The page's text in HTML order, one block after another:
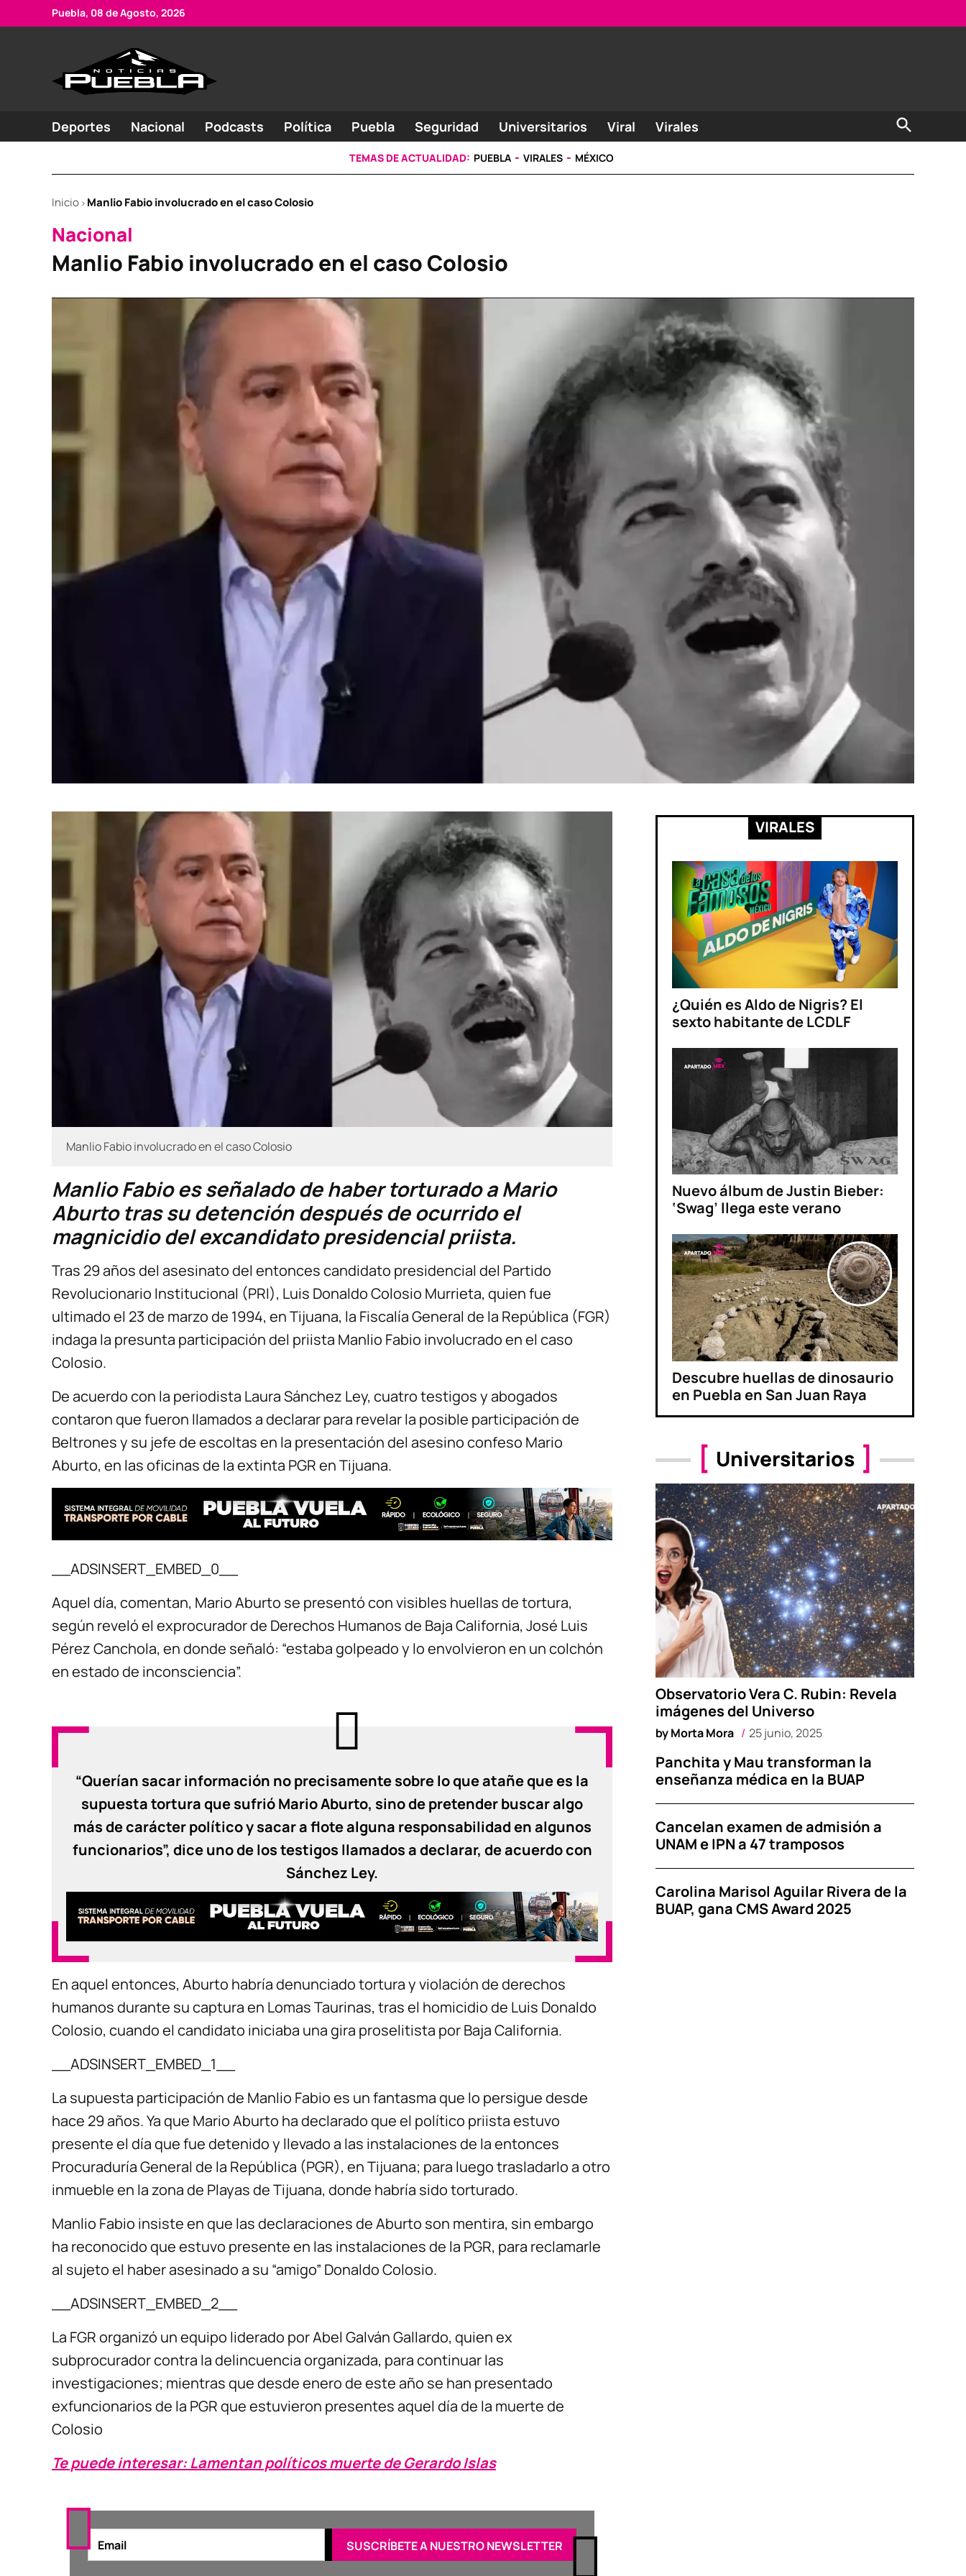
Puebla, 08 de Agosto, 2026
noticias
Deportes Nacional Podcasts Política Puebla Seguridad Universitarios Viral Virales
Open
Search
TEMAS DE ACTUALIDAD: PUEBLA VIRALES MÉXICO
Inicio > Manlio Fabio involucrado en el caso Colosio
POSTED
IN
Nacional
Manlio Fabio involucrado en el caso Colosio
Manlio Fabio involucrado en el caso Colosio
Manlio Fabio es señalado de haber torturado a Mario
Aburto tras su detención después de ocurrido el
magnicidio del excandidato presidencial priista.
Tras 29 años del asesinato del entonces candidato presidencial del Partido
Revolucionario Institucional (PRI), Luis Donaldo Colosio Murrieta, quien fue
ultimado el 23 de marzo de 1994, en Tijuana, la Fiscalía General de la República (FGR)
indaga la presunta participación del priista Manlio Fabio involucrado en el caso
Colosio.
De acuerdo con la periodista Laura Sánchez Ley, cuatro testigos y abogados
contaron que fueron llamados a declarar para revelar la posible participación de
Beltrones y su jefe de escoltas en la presentación del asesino confeso Mario
Aburto, en las oficinas de la extinta PGR en Tijuana.
__ADSINSERT_EMBED_0__
Aquel día, comentan, Mario Aburto se presentó con visibles huellas de tortura,
según reveló el exprocurador de Derechos Humanos de Baja California, José Luis
Pérez Canchola, en donde señaló: “estaba golpeado y lo envolvieron en un colchón
en estado de inconsciencia”.
“Querían sacar información no precisamente sobre lo que atañe que es la
supuesta tortura que sufrió Mario Aburto, sino de pretender buscar algo
más de carácter político y sacar a flote alguna responsabilidad en algunos
funcionarios”, dice uno de los testigos llamados a declarar, de acuerdo con
Sánchez Ley.
En aquel entonces, Aburto habría denunciado tortura y violación de derechos
humanos durante su captura en Lomas Taurinas, tras el homicidio de Luis Donaldo
Colosio, cuando el candidato iniciaba una gira proselitista por Baja California.
__ADSINSERT_EMBED_1__
La supuesta participación de Manlio Fabio es un fantasma que lo persigue desde
hace 29 años. Ya que Mario Aburto ha declarado que el político priista estuvo
presente el día que fue detenido y llevado a las instalaciones de la entonces
Procuraduría General de la República (PGR), en Tijuana; para luego trasladarlo a otro
inmueble en la zona de Playas de Tijuana, donde habría sido torturado.
Manlio Fabio insiste en que las declaraciones de Aburto son mentira, sin embargo
ha reconocido que estuvo presente en las instalaciones de la PGR, para reclamarle
al sujeto el haber asesinado a su “amigo” Donaldo Colosio.
__ADSINSERT_EMBED_2__
La FGR organizó un equipo liderado por Abel Galván Gallardo, quien ex
subprocurador contra la delincuencia organizada, para continuar las
investigaciones; mientras que desde enero de este año se han presentado
exfuncionarios de la PGR que estuvieron presentes aquel día de la muerte de
Colosio
Te puede interesar: Lamentan políticos muerte de Gerardo Islas
VIRALES
¿Quién es Aldo de Nigris? El
sexto habitante de LCDLF
Nuevo álbum de Justin Bieber:
‘Swag’ llega este verano
Descubre huellas de dinosaurio
en Puebla en San Juan Raya
Universitarios
Observatorio Vera C. Rubin: Revela
imágenes del Universo
byMorta Mora 25 junio, 2025
Panchita y Mau transforman la
enseñanza médica en la BUAP
Cancelan examen de admisión a
UNAM e IPN a 47 tramposos
Carolina Marisol Aguilar Rivera de la
BUAP, gana CMS Award 2025